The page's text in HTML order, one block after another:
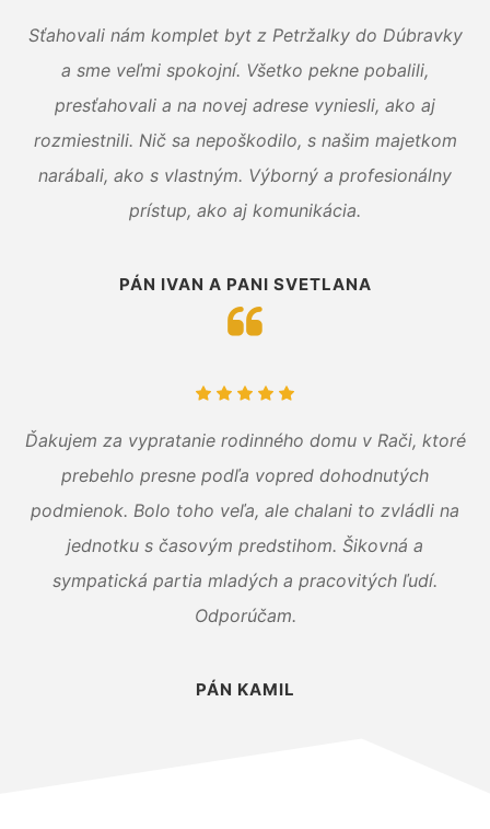
Sťahovali nám komplet byt z Petržalky do Dúbravky
a sme veľmi spokojní. Všetko pekne pobalili,
presťahovali a na novej adrese vyniesli, ako aj
rozmiestnili. Nič sa nepoškodilo, s našim majetkom
narábali, ako s vlastným. Výborný a profesionálny
prístup, ako aj komunikácia.
PÁN IVAN A PANI SVETLANA
Ďakujem za vypratanie rodinného domu v Rači, ktoré
prebehlo presne podľa vopred dohodnutých
podmienok. Bolo toho veľa, ale chalani to zvládli na
jednotku s časovým predstihom. Šikovná a
sympatická partia mladých a pracovitých ľudí.
Odporúčam.
PÁN KAMIL